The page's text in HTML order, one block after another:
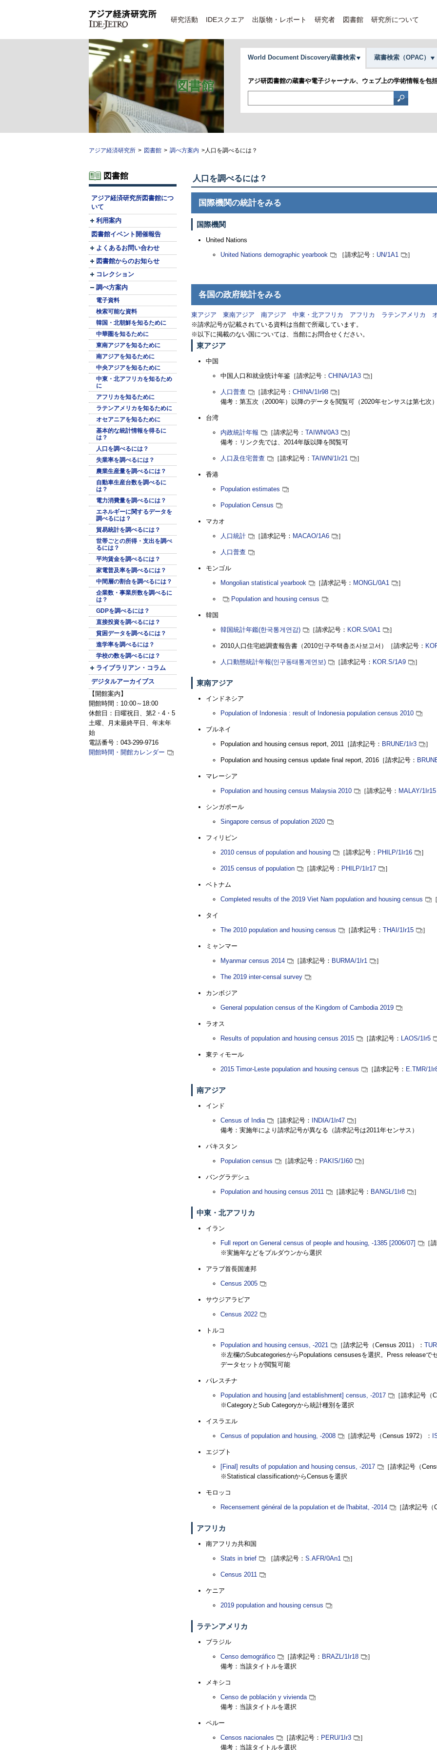
研究活動 IDEスクエア 出版物・レポート 研究者 図書館 研究所について
図書館
World Document Discovery蔵書検索 蔵書検索（OPAC）
アジ研図書館の蔵書や電子ジャーナル、ウェブ上の学術情報を包
アジア経済研究所 > 図書館 > 調べ方案内 >人口を調べるには？
図書館
アジア経済研究所図書館につ
いて
利用案内
図書館イベント開催報告
よくあるお問い合わせ
図書館からのお知らせ
コレクション
調べ方案内
電子資料
検索可能な資料
韓国・北朝鮮を知るために
中華圏を知るために
東南アジアを知るために
南アジアを知るために
中央アジアを知るために
中東・北アフリカを知るため
に
アフリカを知るために
ラテンアメリカを知るために
オセアニアを知るために
基本的な統計情報を得るに
は？
人口を調べるには？
失業率を調べるには？
農業生産量を調べるには？
自動車生産台数を調べるに
は？
電力消費量を調べるには？
エネルギーに関するデータを
調べるには？
貿易統計を調べるには？
世帯ごとの所得・支出を調べ
るには？
平均賃金を調べるには？
家電普及率を調べるには？
中間層の割合を調べるには？
企業数・事業所数を調べるに
は？
GDPを調べるには？
直接投資を調べるには？
貧困データを調べるには？
進学率を調べるには？
学校の数を調べるには？
ライブラリアン・コラム
デジタルアーカイブス
【開館案内】
開館時間：10:00～18:00
休館日：日曜祝日、第2・4・5
土曜、月末最終平日、年末年
始
電話番号：043-299-9716
開館時間・開館カレンダー
人口を調べるには？
国際機関の統計をみる
国際機関
United Nations
United Nations demographic yearbook
［請求記号： UN/1A1 ］
各国の政府統計をみる
東アジア 東南アジア 南アジア 中東・北アフリカ アフリカ ラテンアメリカ
※請求記号が記載されている資料は当館で所蔵しています。
※以下に掲載のない国については、当館にお問合せください。
東アジア
中国
中国人口和就业统计年鉴 ［請求記号： CHINA/1A3 ］
人口普查 ［請求記号： CHINA/1Ir98
］
備考：第五次（2000年）以降のデータを閲覧可（2020年センサスは第七次）
台湾
内政統計年報
［請求記号： TAIWN/0A3
］
備考：リンク先では、2014年版以降を閲覧可
人口及住宅普查 ［請求記号： TAIWN/1Ir21 ］
香港
Population estimates
Population Census
マカオ
人口統計
［請求記号： MACAO/1A6 ］
人口普查
モンゴル
Mongolian statistical yearbook
［請求記号： MONGL/0A1 ］
Population and housing census
韓国
韓国統計年鑑(한국통게연감) ［請求記号： KOR.S/0A1 ］
2010人口住宅総調査報告書（2010인구주택총조사보고서 ）［請求記号：
人口動態統計年報(인구동태통계연보) ［請求記号： KOR.S/1A9 ］
東南アジア
インドネシア
Population of Indonesia : result of Indonesia population census 2010
ブルネイ
Population and housing census report, 2011 ［請求記号： BRUNE/1Ir3 ］
Population and housing census update final report, 2016 ［請求記号：
マレーシア
Population and housing census Malaysia 2010
［請求記号： MALAY/1Ir15
シンガポール
Singapore census of population 2020
フィリピン
2010 census of population and housing
［請求記号： PHILP/1Ir16 ］
2015 census of population ［請求記号： PHILP/1Ir17 ］
ベトナム
Completed results of the 2019 Viet Nam population and housing census
タイ
The 2010 population and housing census
［請求記号： THAI /1Ir15 ］
ミャンマー
Myanmar census 2014
［請求記号： BURMA/1Ir1 ］
The 2019 inter-censal survey
カンボジア
General population census of the Kingdom of Cambodia 2019
ラオス
Results of population and housing census 2015
［請求記号： LAOS/1Ir5
東ティモール
2015 Timor-Leste population and housing census
［請求記号： E.TMR/
南アジア
インド
Census of India
［請求記号： INDIA/1Ir47
］
備考：実施年により請求記号が異なる（請求記号は2011年センサス）
パキスタン
Population census
［請求記号： PAKIS/1I60 ］
バングラデシュ
Population and housing census 2011
［請求記号： BANGL/1Ir8 ］
中東・北アフリカ
イラン
Full report on General census of people and housing, -1385 [2006/07]
［
※実施年などをプルダウンから選択
アラブ首長国連邦
Census 2005
サウジアラビア
Census 2022
トルコ
Population and housing census, -2021
［請求記号（Census 2011）：
※左欄のSubcategoriesから Populations censusesを選択。 Press releaseで
データセットが閲覧可能
パレスチナ
Population and housing [and establishment] census, -2017
［請求記号（
※Categoryと Sub Categoryから統計種別を選択
イスラエル
Census of population and housing, -2008
［請求記号（Census 1972）：
エジプト
[Final] results of population and housing census, -2017
［請求記号（
※Statistical classificationからCensusを選択
モロッコ
Recensement général de la population et de l'habitat, -2014
［請求記号（
アフリカ
南アフリカ共和国
Stats in brief
［請求記号： S.AFR/0An1 ］
Census 2011
ケニア
2019 population and housing census
ラテンアメリカ
ブラジル
Censo demográfico
［請求記号： BRAZL/1Ir18
］
備考：当該タイトルを選択
メキシコ
Censo de población y vivienda
備考：当該タイトルを選択
ペルー
Censos nacionales
［請求記号： PERU/1Ir3
］
備考：当該タイトルを選択